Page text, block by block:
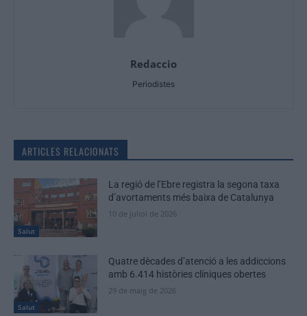
Redaccio
Periodistes
ARTICLES RELACIONATS
Salut
La regió de l’Ebre registra la segona taxa
d’avortaments més baixa de Catalunya
10 de juliol de 2026
Salut
Quatre dècades d’atenció a les addiccions
amb 6.414 històries clíniques obertes
29 de maig de 2026